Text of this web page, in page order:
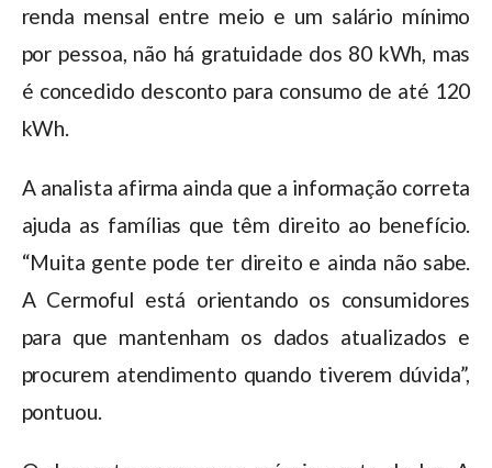
renda mensal entre meio e um salário mínimo
por pessoa, não há gratuidade dos 80 kWh, mas
é concedido desconto para consumo de até 120
kWh.
A analista afirma ainda que a informação correta
ajuda as famílias que têm direito ao benefício.
“Muita gente pode ter direito e ainda não sabe.
A Cermoful está orientando os consumidores
para que mantenham os dados atualizados e
procurem atendimento quando tiverem dúvida”,
pontuou.